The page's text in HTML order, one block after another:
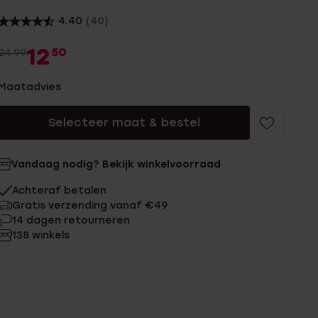
4.40 (40)
12 50
Selecteer maat & bestel
Vandaag nodig? Bekijk winkelvoorraad
Achteraf betalen
Gratis verzending vanaf €49
14 dagen retourneren
138 winkels